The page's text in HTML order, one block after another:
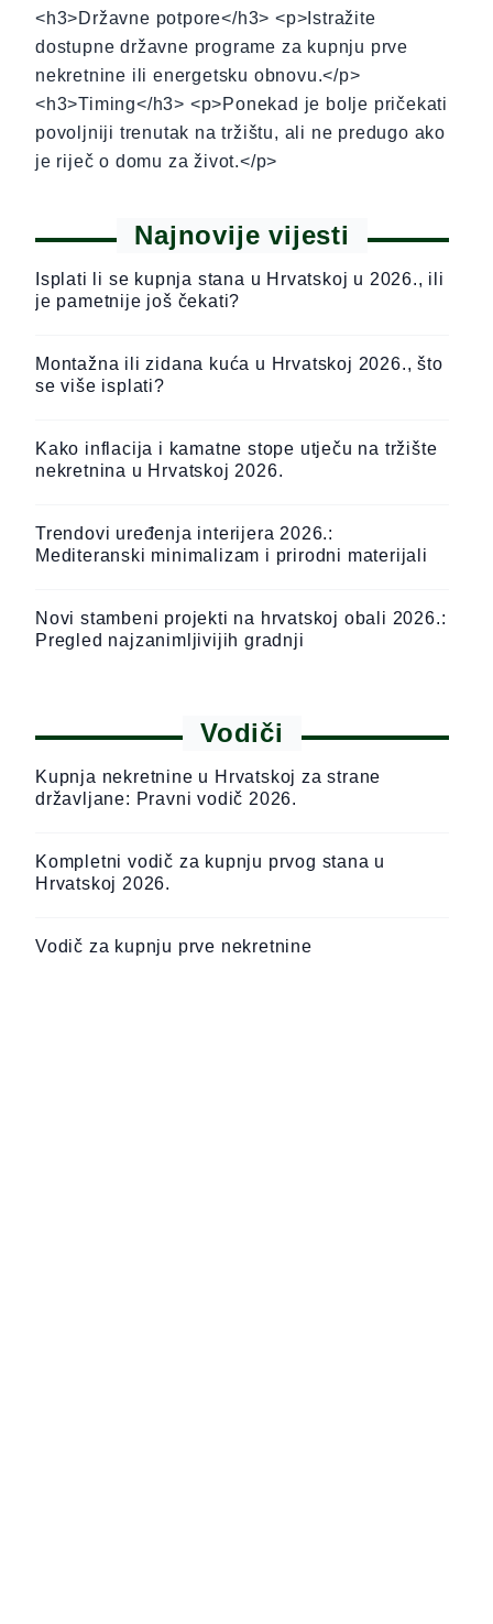
<h3>Državne potpore</h3> <p>Istražite
dostupne državne programe za kupnju prve
nekretnine ili energetsku obnovu.</p>
<h3>Timing</h3> <p>Ponekad je bolje pričekati
povoljniji trenutak na tržištu, ali ne predugo ako
je riječ o domu za život.</p>
Najnovije vijesti
Isplati li se kupnja stana u Hrvatskoj u 2026., ili
je pametnije još čekati?
Montažna ili zidana kuća u Hrvatskoj 2026., što
se više isplati?
Kako inflacija i kamatne stope utječu na tržište
nekretnina u Hrvatskoj 2026.
Trendovi uređenja interijera 2026.:
Mediteranski minimalizam i prirodni materijali
Novi stambeni projekti na hrvatskoj obali 2026.:
Pregled najzanimljivijih gradnji
Vodiči
Kupnja nekretnine u Hrvatskoj za strane
državljane: Pravni vodič 2026.
Kompletni vodič za kupnju prvog stana u
Hrvatskoj 2026.
Vodič za kupnju prve nekretnine